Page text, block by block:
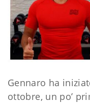
Gennaro ha
ottobre, un po’